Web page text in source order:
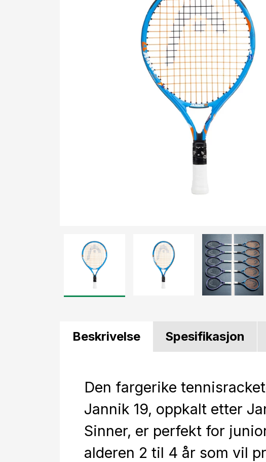
Beskrivelse Spesifikasjon
Den fargerike
Jannik 19, oppkalt etter
Sinner, er perfekt for
alderen 2 til 4 år som vil